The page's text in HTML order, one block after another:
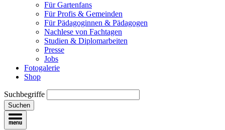
Für Gartenfans
Für Profis & Gemeinden
Für Pädagoginnen & Pädagogen
Nachlese von Fachtagen
Studien & Diplomarbeiten
Presse
Jobs
Fotogalerie
Shop
Suchbegriffe
Suchen